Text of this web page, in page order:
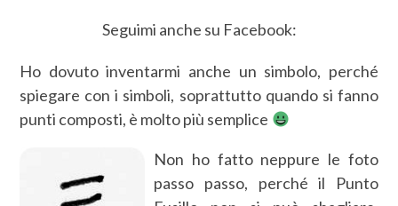
Seguimi anche su Facebook:
Ho dovuto inventarmi anche un simbolo, perché
spiegare con i simboli, soprattutto quando si fanno
punti composti, è molto più semplice
Non ho fatto neppure le foto
passo passo, perché il Punto